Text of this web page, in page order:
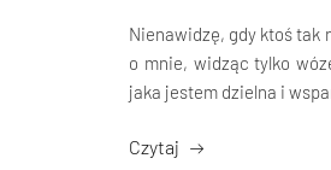
Nienawidzę, gdy ktoś tak
o mnie, widząc tylko
jaka jestem dzielna i
Czytaj